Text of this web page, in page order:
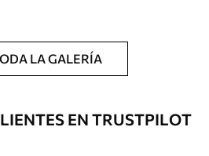
bajo pedido y entregado en
de hasta 50 cm de ancho.
con recubrimiento de barniz
para empapelar.
LA GALERÍA
EN TRUSTPILOT